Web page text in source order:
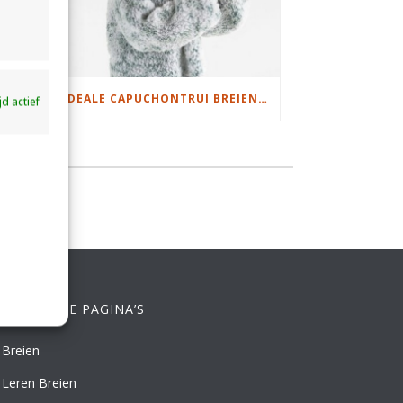
actief
DAMESJAS BREIEN VAN HEERLIJK ZACHT GAREN IDEALE CAPUCHONTRUI BREIEN VOOR THUIS OP DE BANK
PAGINA’S
Breien
Leren Breien